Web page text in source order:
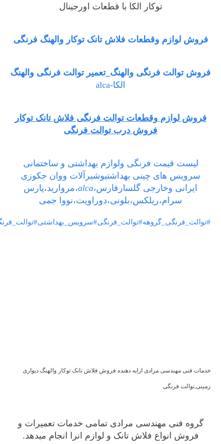
توکار الکا با قطعات اورجینال
فروش لوازم وقطعات فلاش تانک توکار والهنگ فرنگی
فروش توالت فرنگی والهنگ_تعمیر توالت فرنگی والهنگ
الکا-alca
فروش لوازم وقطعات توالت فرنگی فلاش تانک توکار
فروش درب توالت فرنگی
لیست قیمت فرنگی ولوازم بهداشتی و ساختمانی
سرویس های چینی بهداشتیوشیرآلات ووان جکوزی
ایرانی وخارجی گلسارفارس،alca،مروارید،پارس
سرام،ریلکس،بلونی،دوراویت،نووا جمی
خدمات فنی مهندسی مرادی ارایه دهنده فروش فلاش تانک توکار والهنگ دیواری
زمینی,توالت فرنگی
گروه فنی مهندسی مرادی تمامی خدمات تعمیرات و
فروش انواع فلاش تانک و لوازم انرا انجام میدهد.